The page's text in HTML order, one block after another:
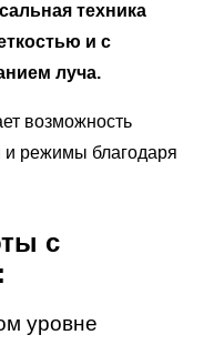
техника
и с
луча.
возможность
и режимы благодаря
с
уровне